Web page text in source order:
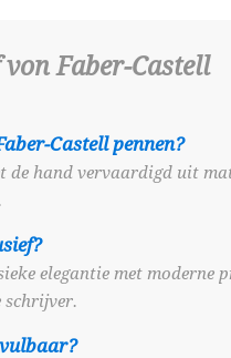
Faber-Castell
Castell pennen?
de hand vervaardigd uit
elegantie met
schrijver.